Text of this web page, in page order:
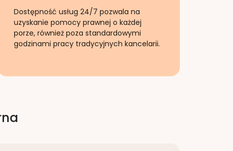
Dostępność usług 24/7 pozwala na
uzyskanie pomocy prawnej o każdej
porze, również poza standardowymi
godzinami pracy tradycyjnych kancelarii.